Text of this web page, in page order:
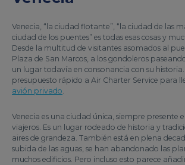
Venecia, “la ciudad flotante”, “la ciudad de las
ciudad de los puentes” es todas esas cosas y
Desde la multitud de visitantes asomados al
Plaza de San Marcos, a los gondoleros
un lugar todavía en consonancia con su
presupuesto rápido a Air Charter Service para
avión privado.
Venecia es una ciudad única, siempre presente
viajeros. Es un lugar rodeado de historia y
aires de grandeza. También está en plena
subida de las aguas, se han abandonado las
muchos edificios. Pero incluso esto parece